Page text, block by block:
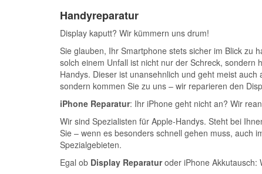
Handyreparatur
Display kaputt? Wir kümmern uns drum!
Sie glauben, Ihr Smartphone stets sicher im Blick zu
solch einem Unfall ist nicht nur der Schreck,
Handys. Dieser ist unansehnlich und geht meist
sondern kommen Sie zu uns – wir reparieren den
iPhone Reparatur: Ihr iPhone geht nicht an? Wir
Wir sind Spezialisten für Apple-Handys. Steht bei
Sie – wenn es besonders schnell gehen muss, auch
Spezialgebieten.
Egal ob Display Reparaturoder iPhone Akkutausch: